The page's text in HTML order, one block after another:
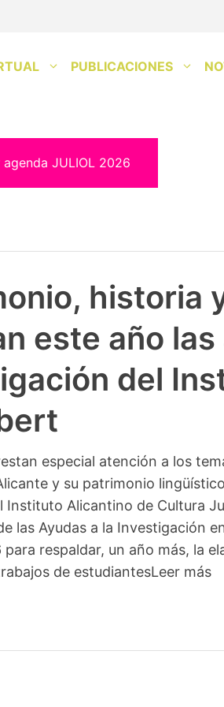
PUBLICACIONES
JULIOL 2026
historia
este año las
del
especial atención a los
y su patrimonio
Instituto Alicantino de Cultura
las Ayudas a la Investigación
para respaldar, un año más, la
de estudiantesLeer más